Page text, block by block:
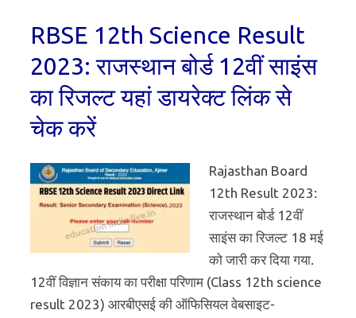
RBSE 12th Science Result
2023: राजस्थान बोर्ड 12वीं साइंस
का रिजल्ट यहां डायरेक्ट लिंक से
चेक करें
Rajasthan Board
12th Result 2023:
राजस्थान बोर्ड 12वीं
साइंस का रिजल्ट 18 मई
को जारी कर दिया गया.
12वीं विज्ञान संकाय का परीक्षा परिणाम (Class 12th science
result 2023) आरबीएसई की ऑफिसियल वेबसाइट-